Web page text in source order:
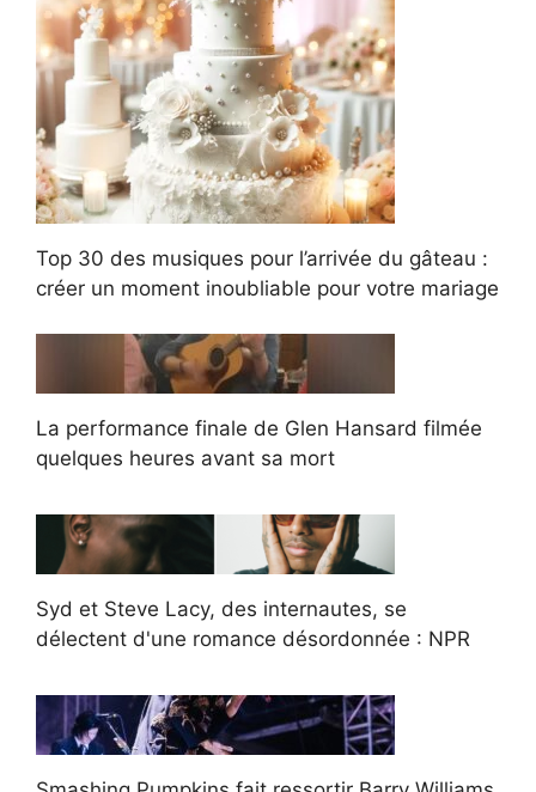
Top 30 des musiques pour l’arrivée du gâteau :
créer un moment inoubliable pour votre mariage
La performance finale de Glen Hansard filmée
quelques heures avant sa mort
Syd et Steve Lacy, des internautes, se
délectent d'une romance désordonnée : NPR